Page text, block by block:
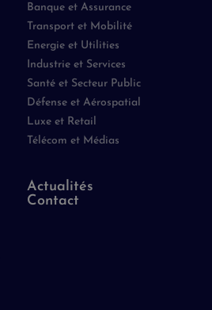
Banque et Assurance
Transport et Mobilité
Energie et Utilities
Industrie et Services
Santé et Secteur Public
Défense et Aérospatial
Luxe et Retail
Télécom et Médias
Actualités
Contact